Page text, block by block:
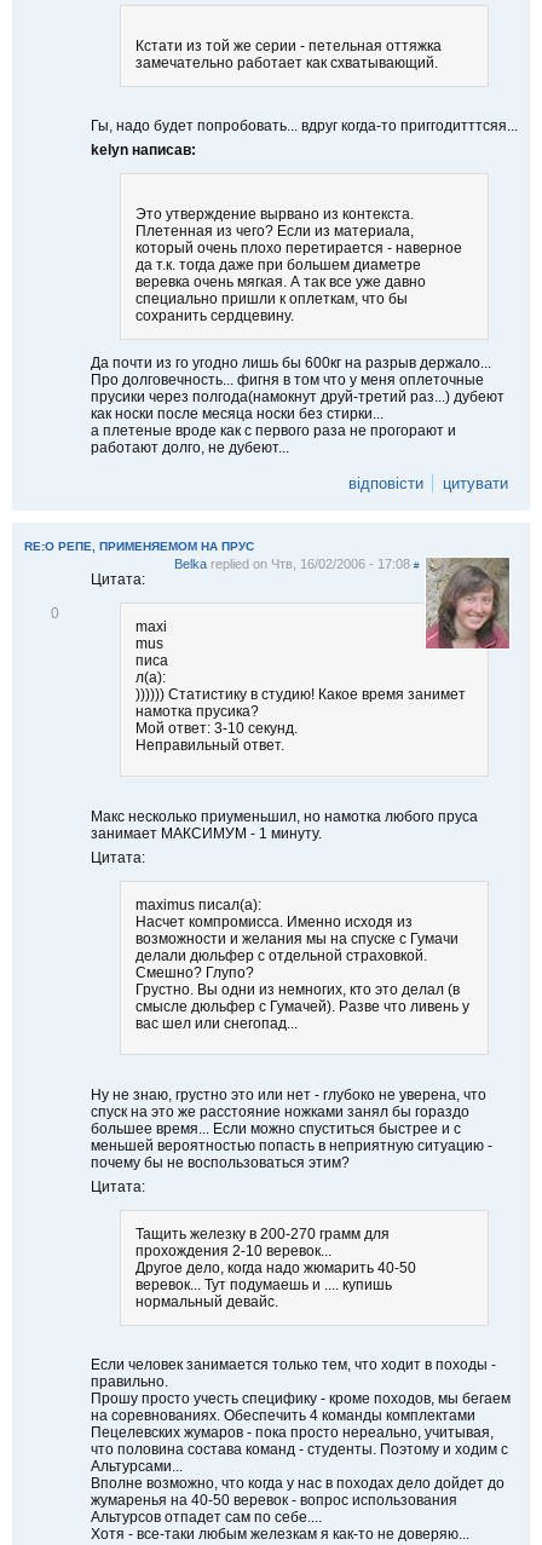
Кстати из той же серии - петельная оттяжка
замечательно работает как схватывающий.
Гы, надо будет попробовать... вдруг когда-то приггодитттсяя...
kelyn написав:
Это утверждение вырвано из контекста.
Плетенная из чего? Если из материала,
который очень плохо перетирается - наверное
да т.к. тогда даже при большем диаметре
веревка очень мягкая. А так все уже давно
специально пришли к оплеткам, что бы
сохранить сердцевину.
Да почти из го угодно лишь бы 600кг на разрыв держало...
Про долговечность... фигня в том что у меня оплеточные
прусики через полгода(намокнут друй-третий раз...) дубеют
как носки после месяца носки без стирки...
а плетеные вроде как с первого раза не прогорают и
работают долго, не дубеют...
відповісти цитувати
RE:О РЕПЕ, ПРИМЕНЯЕМОМ НА ПРУС
Belkareplied on Чтв, 16/02/2006 - 17:08 #
0
Цитата:
maxi
mus
писа
л(а):
)))))) Статистику в студию! Какое время занимет
намотка прусика?
Мой ответ: 3-10 секунд.
Неправильный ответ.
Макс несколько приуменьшил, но намотка любого пруса
занимает МАКСИМУМ - 1 минуту.
Цитата:
maximus писал(а):
Насчет компромисса. Именно исходя из
возможности и желания мы на спуске с Гумачи
делали дюльфер с отдельной страховкой.
Смешно? Глупо?
Грустно. Вы одни из немногих, кто это делал (в
смысле дюльфер с Гумачей). Разве что ливень у
вас шел или снегопад...
Ну не знаю, грустно это или нет - глубоко не уверена, что
спуск на это же расстояние ножками занял бы гораздо
большее время... Если можно спуститься быстрее и с
меньшей вероятностью попасть в неприятную ситуацию -
почему бы не воспользоваться этим?
Цитата:
Тащить железку в 200-270 грамм для
прохождения 2-10 веревок...
Другое дело, когда надо жюмарить 40-50
веревок... Тут подумаешь и .... купишь
нормальный девайс.
Если человек занимается только тем, что ходит в походы -
правильно.
Прошу просто учесть специфику - кроме походов, мы бегаем
на соревнованиях. Обеспечить 4 команды комплектами
Пецелевских жумаров - пока просто нереально, учитывая,
что половина состава команд - студенты. Поэтому и ходим с
Альтурсами...
Вполне возможно, что когда у нас в походах дело дойдет до
жумаренья на 40-50 веревок - вопрос использования
Альтурсов отпадет сам по себе....
Хотя - все-таки любым железкам я как-то не доверяю...